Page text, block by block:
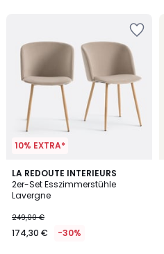
10% EXTRA*
LA REDOUTE INTERIEURS
2er-Set Esszimmerstühle
Lavergne
249,00 €
174,30 € -30%
4,4
/ 5
2
Farben